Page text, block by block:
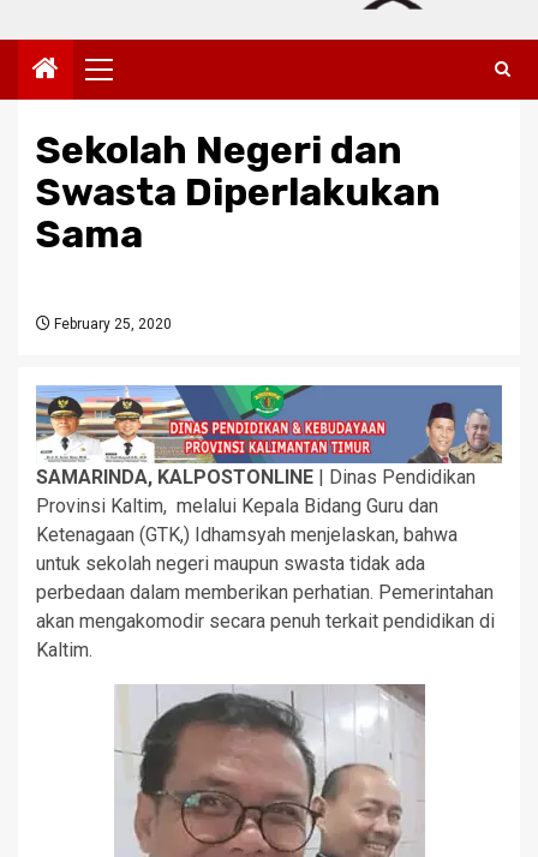
Primary
Menu
Sekolah Negeri dan
Swasta Diperlakukan
Sama
February 25, 2020
SAMARINDA, KALPOSTONLINE | Dinas Pendidikan
Provinsi Kaltim, melalui Kepala Bidang Guru dan
Ketenagaan (GTK,) Idhamsyah menjelaskan, bahwa
untuk sekolah negeri maupun swasta tidak ada
perbedaan dalam memberikan perhatian. Pemerintahan
akan mengakomodir secara penuh terkait pendidikan di
Kaltim.